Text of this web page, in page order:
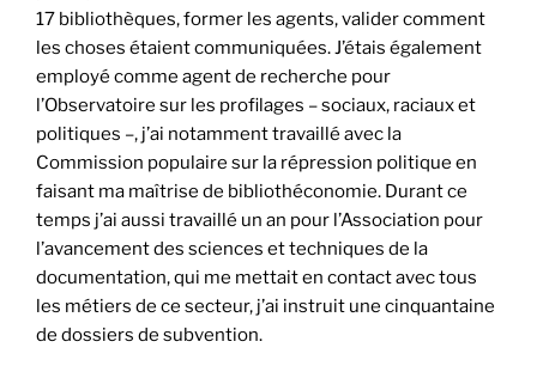
17 bibliothèques, former les agents, valider comment
les choses étaient communiquées. J’étais également
employé comme agent de recherche pour
l’Observatoire sur les profilages – sociaux, raciaux et
politiques –, j’ai notamment travaillé avec la
Commission populaire sur la répression politique en
faisant ma maîtrise de bibliothéconomie. Durant ce
temps j’ai aussi travaillé un an pour l’Association pour
l’avancement des sciences et techniques de la
documentation, qui me mettait en contact avec tous
les métiers de ce secteur, j’ai instruit une cinquantaine
de dossiers de subvention.